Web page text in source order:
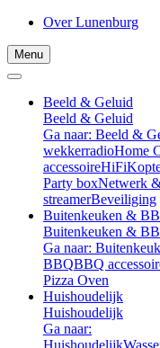
Over Lunenburg
Menu
Beeld & Geluid
Beeld & Geluid
Ga naar: Beeld &
wekkerradioHome
accessoireHiFi
Party boxNetwerk
streamerBeveiliging
Buitenkeuken &
Buitenkeuken &
Ga naar:
BBQBBQ
Pizza Oven
Huishoudelijk
Huishoudelijk
Ga naar:
Huishoudelijk